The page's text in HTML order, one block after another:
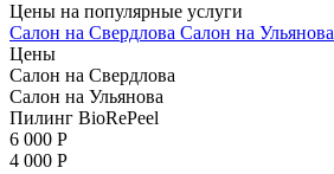
Цены на популярные услуги
Салон на Свердлова Салон на Ульянова
Цены
Салон на Свердлова
Салон на Ульянова
Пилинг BioRePeel
6 000 Р
4 000 Р